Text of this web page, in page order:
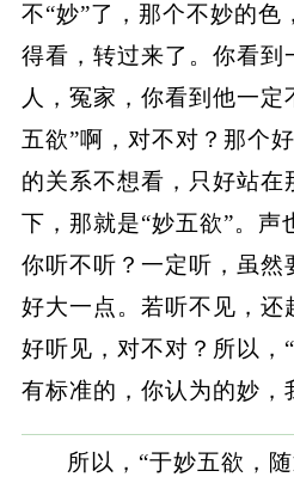
不“妙”了，那个不妙的色
得看，转过来了。你看到
人，冤家，你看到他一
五欲”啊，对不对？那个
的关系不想看，只好站在
下，那就是“妙五欲”。声
你听不听？一定听，虽然
好大一点。若听不见，还
好听见，对不对？所以，
有标准的，你认为的妙，
所以，“于妙五欲，